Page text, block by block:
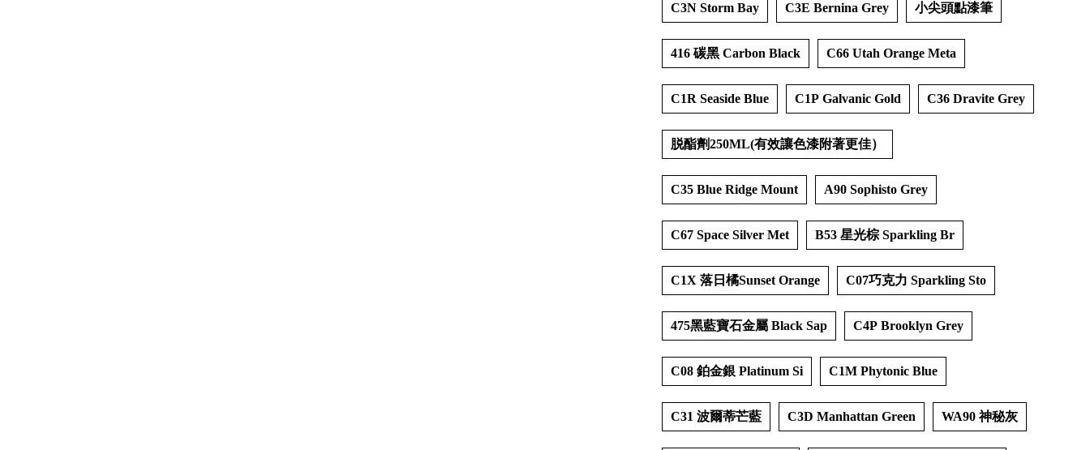
C3N Storm Bay C3E Bernina Grey 小尖頭點漆筆
416 碳黑 Carbon Black C66 Utah Orange Meta
C1R Seaside Blue C1P Galvanic Gold C36 Dravite Grey
脱酯劑250ML(有效讓色漆附著更佳）
C35 Blue Ridge Mount A90 Sophisto Grey
C67 Space Silver Met B53 星光棕 Sparkling Br
C1X 落日橘Sunset Orange C07巧克力 Sparkling Sto
475黑藍寶石金屬 Black Sap C4P Brooklyn Grey
C08 鉑金銀 Platinum Si C1M Phytonic Blue
C31 波爾蒂芒藍 C3D Manhattan Green WA90 神秘灰